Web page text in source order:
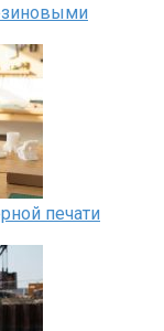
печати